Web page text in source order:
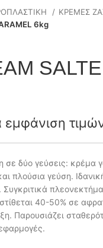
ΚΡΕΜΕΣ
6kg
εμφάνιση
σε δύο γεύσεις:
πλούσια γεύση.
40-50% σε
Παρουσιάζει